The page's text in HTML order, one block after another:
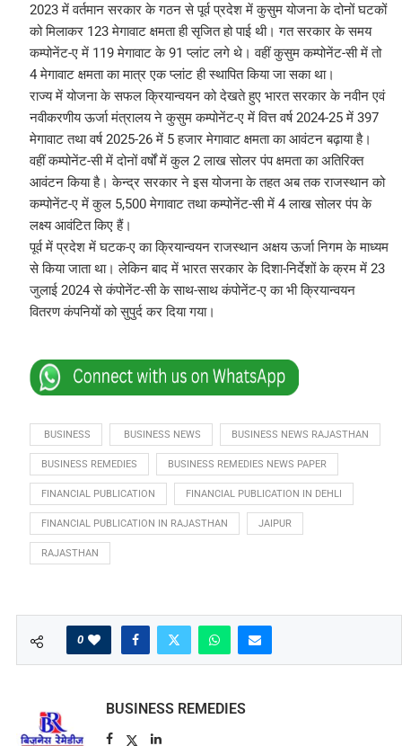
2023 में वर्तमान सरकार के गठन से पूर्व प्रदेश में कुसुम योजना के दोनों घटकों
को मिलाकर 123 मेगावाट क्षमता ही सृजित हो पाई थी। गत सरकार के समय
कम्पोनेंट-ए में 119 मेगावाट के 91 प्लांट लगे थे। वहीं कुसुम कम्पोनेंट-सी में तो
4 मेगावाट क्षमता का मात्र एक प्लांट ही स्थापित किया जा सका था।
राज्य में योजना के सफल क्रियान्वयन को देखते हुए भारत सरकार के नवीन एवं
नवीकरणीय ऊर्जा मंत्रालय ने कुसुम कम्पोनेंट-ए में वित्त वर्ष 2024-25 में 397
मेगावाट तथा वर्ष 2025-26 में 5 हजार मेगावाट क्षमता का आवंटन बढ़ाया है।
वहीं कम्पोनेंट-सी में दोनों वर्षों में कुल 2 लाख सोलर पंप क्षमता का अतिरिक्त
आवंटन किया है। केन्द्र सरकार ने इस योजना के तहत अब तक राजस्थान को
कम्पोनेंट-ए में कुल 5,500 मेगावाट तथा कम्पोनेंट-सी में 4 लाख सोलर पंप के
लक्ष्य आवंटित किए हैं।
पूर्व में प्रदेश में घटक-ए का क्रियान्वयन राजस्थान अक्षय ऊर्जा निगम के माध्यम
से किया जाता था। लेकिन बाद में भारत सरकार के दिशा-निर्देशों के क्रम में 23
जुलाई 2024 से कंपोनेंट-सी के साथ-साथ कंपोनेंट-ए का भी क्रियान्वयन
वितरण कंपनियों को सुपुर्द कर दिया गया।
 BUSINESS  BUSINESS NEWS BUSINESS NEWS RAJASTHAN
BUSINESS REMEDIES BUSINESS REMEDIES NEWS PAPER
FINANCIAL PUBLICATION FINANCIAL PUBLICATION IN DEHLI
FINANCIAL PUBLICATION IN RAJASTHAN JAIPUR
RAJASTHAN
0
BUSINESS REMEDIES